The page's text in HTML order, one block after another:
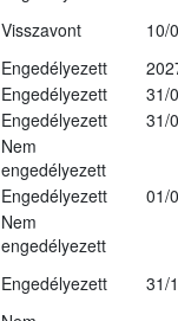
Visszavont
10/
Engedélyezett
Engedélyezett
31/
Engedélyezett
31/
Nem
engedélyezett
Engedélyezett
01/
Nem
engedélyezett
Engedélyezett 31/